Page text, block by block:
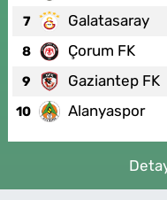
7 Galatasaray
8 Çorum FK
9 Gaziantep FK
10 Alanyaspor